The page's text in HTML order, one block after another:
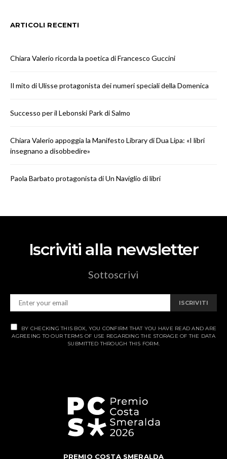
ARTICOLI RECENTI
Chiara Valerio ricorda la poetica di Francesco Guccini
Il mito di Ulisse protagonista dei numeri speciali della Domenica
Successo per il Lebonski Park di Salmo
Chiara Valerio appoggia la Manifesto Library di Dua Lipa: «I libri
insegnano a disobbedire»
Paola Barbato protagonista di Un Naviglio di libri
Iscriviti alla newsletter
Sottoscrivi
ISCRIVITI
BY CHECKING THIS BOX, YOU CONFIRM THAT YOU HAVE READ AND ARE
AGREEING TO OUR TERMS OF USE REGARDING THE STORAGE OF THE DATA
SUBMITTED THROUGH THIS FORM.
PREMIO COSTA SMERALDA